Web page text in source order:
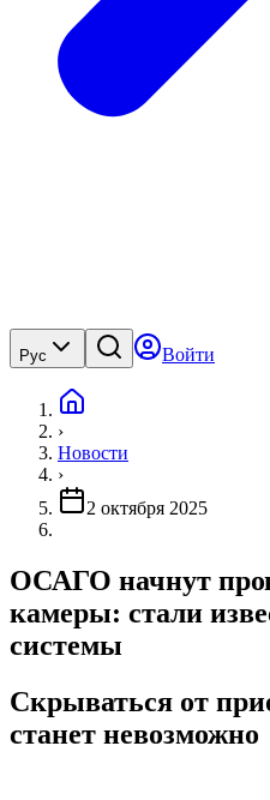
Рус Войти
›
Новости
›
2 октября 2025
ОСАГО начнут
камеры: стали
системы
Скрываться от
станет невозможно